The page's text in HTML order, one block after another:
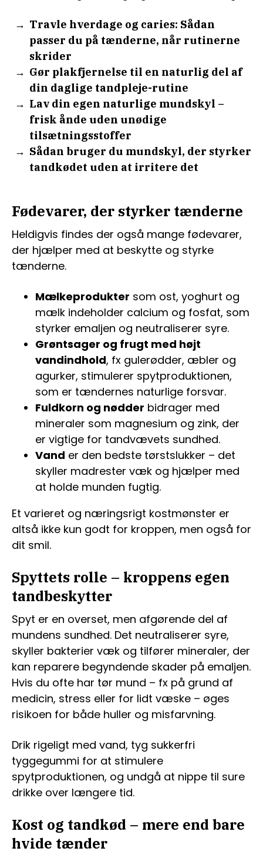
Travle hverdage og caries: Sådan
passer du på tænderne, når rutinerne
skrider
Gør plakfjernelse til en naturlig del af
din daglige tandpleje-rutine
Lav din egen naturlige mundskyl –
frisk ånde uden unødige
tilsætningsstoffer
Sådan bruger du mundskyl, der styrker
tandkødet uden at irritere det
Fødevarer, der styrker tænderne
Heldigvis findes der også mange fødevarer,
der hjælper med at beskytte og styrke
tænderne.
Mælkeprodukter som ost, yoghurt og
mælk indeholder calcium og fosfat, som
styrker emaljen og neutraliserer syre.
Grøntsager og frugt med højt
vandindhold, fx gulerødder, æbler og
agurker, stimulerer spytproduktionen,
som er tændernes naturlige forsvar.
Fuldkorn og nødder bidrager med
mineraler som magnesium og zink, der
er vigtige for tandvævets sundhed.
Vand er den bedste tørstslukker – det
skyller madrester væk og hjælper med
at holde munden fugtig.
Et varieret og næringsrigt kostmønster er
altså ikke kun godt for kroppen, men også for
dit smil.
Spyttets rolle – kroppens egen
tandbeskytter
Spyt er en overset, men afgørende del af
mundens sundhed. Det neutraliserer syre,
skyller bakterier væk og tilfører mineraler, der
kan reparere begyndende skader på emaljen.
Hvis du ofte har tør mund – fx på grund af
medicin, stress eller for lidt væske – øges
risikoen for både huller og misfarvning.
Drik rigeligt med vand, tyg sukkerfri
tyggegummi for at stimulere
spytproduktionen, og undgå at nippe til sure
drikke over længere tid.
Kost og tandkød – mere end bare
hvide tænder